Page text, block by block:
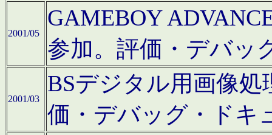
2001/05
GAMEBOY
参加。評価・デバッ
2001/03
BSデジタル用画像
価・デバッグ・ドキ